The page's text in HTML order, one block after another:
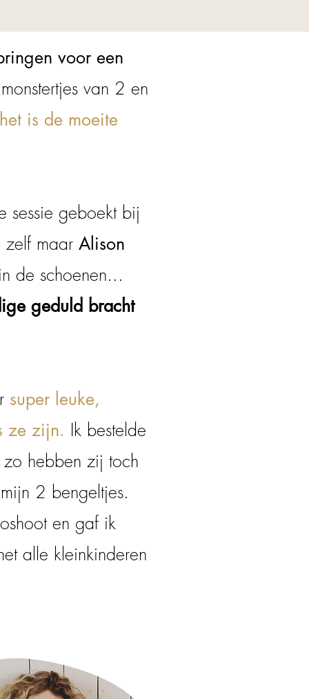
voor een
van 2 en
het is de moeite
sessie geboekt bij
zelf maar Alison
de schoenen...
geduld bracht
super leuke,
ze zijn. Ik bestelde
hebben zij toch
2 bengeltjes.
en gaf ik
alle kleinkinderen